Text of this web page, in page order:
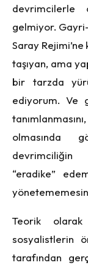
devrimcilerle
gelmiyor.
Saray
taşıyan, ama
bir tarzda
ediyorum. Ve
olmasında
devrimciliğin
“eradike”
Teorik olarak
sosyalistlerin
tarafından